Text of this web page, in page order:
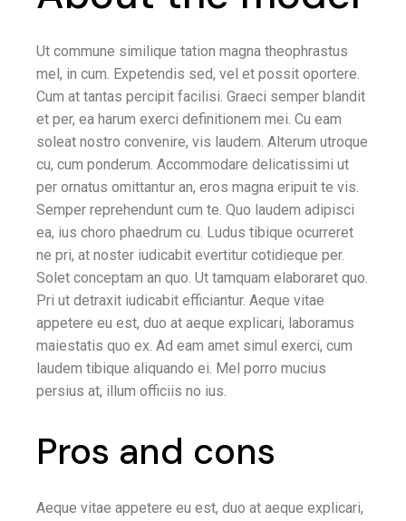
Ut commune similique tation magna theophrastus
mel, in cum. Expetendis sed, vel et possit oportere.
Cum at tantas percipit facilisi. Graeci semper blandit
et per, ea harum exerci definitionem mei. Cu eam
soleat nostro convenire, vis laudem. Alterum utroque
cu, cum ponderum. Accommodare delicatissimi ut
per ornatus omittantur an, eros magna eripuit te vis.
Semper reprehendunt cum te. Quo laudem adipisci
ea, ius choro phaedrum cu. Ludus tibique ocurreret
ne pri, at noster iudicabit evertitur cotidieque per.
Solet conceptam an quo. Ut tamquam elaboraret quo.
Pri ut detraxit iudicabit efficiantur. Aeque vitae
appetere eu est, duo at aeque explicari, laboramus
maiestatis quo ex. Ad eam amet simul exerci, cum
laudem tibique aliquando ei. Mel porro mucius
persius at, illum officiis no ius.
Pros and cons
Aeque vitae appetere eu est, duo at aeque explicari,